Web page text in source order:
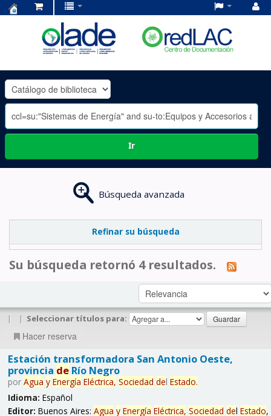
OLADE
-
Ir
Búsqueda avanzada
Refinar su búsqueda
Su búsqueda retornó 4 resultados.
| | Seleccionar títulos para:
Hacer reserva
Estación transformadora San Antonio Oeste,
provincia deRío Negro
por Agua y Energía Eléctrica, Sociedad del Estado.
Idioma: Español
Editor: Buenos Aires: Agua y Energía Eléctrica, Sociedad del Estado,